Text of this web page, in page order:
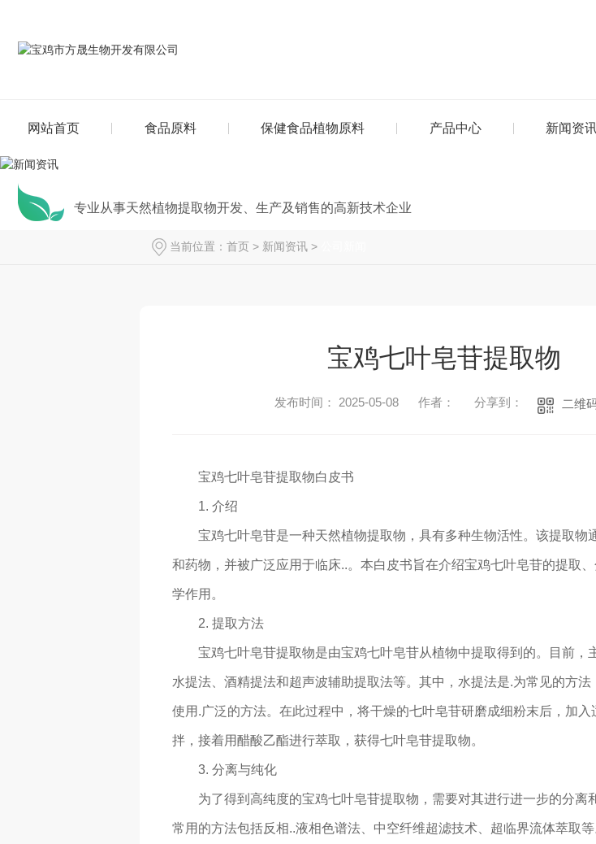
网站首页 食品原料 保健食品植物原料 产品中心 新闻资
专业从事天然植物提取物开发、生产及销售的高新技术企业
当前位置： 首页 > 新闻资讯 >
宝鸡七叶皂苷提取物
发布时间： 2025-05-08 作者： 分享到： 二维
宝鸡七叶皂苷提取物白皮书
1. 介绍
宝鸡七叶皂苷是一种天然植物提取物，具有多种生物活性。该提取物
和药物，并被广泛应用于临床..。本白皮书旨在介绍宝鸡七叶皂苷的提取
学作用。
2. 提取方法
宝鸡七叶皂苷提取物是由宝鸡七叶皂苷从植物中提取得到的。目前，
水提法、酒精提法和超声波辅助提取法等。其中，水提法是.为常见的方法
使用.广泛的方法。在此过程中，将干燥的七叶皂苷研磨成细粉末后，加入
拌，接着用醋酸乙酯进行萃取，获得七叶皂苷提取物。
3. 分离与纯化
为了得到高纯度的宝鸡七叶皂苷提取物，需要对其进行进一步的分离
常用的方法包括反相..液相色谱法、中空纤维超滤技术、超临界流体萃取